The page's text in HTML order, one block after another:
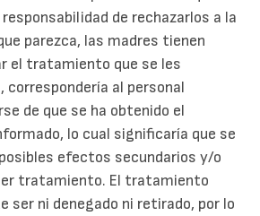
de rechazarlos a la
parezca, las madres tienen
el tratamiento que se les
correspondería al personal
de que se ha obtenido el
lo cual significaría que se
efectos secundarios y/o
tratamiento. El tratamiento
ser ni denegado ni retirado, por lo